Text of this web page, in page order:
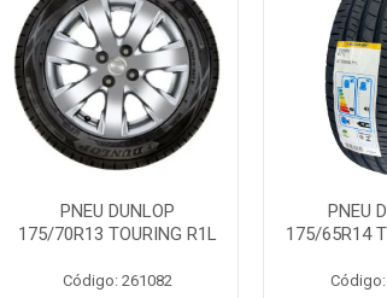
PNEU DUNLOP
175/70R13 TOURING R1L
Código: 261082
PNEU
175/65R14